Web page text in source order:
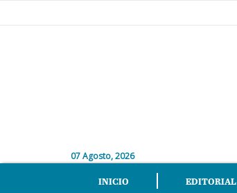
07 Agosto, 2026
INICIO EDITORIAL